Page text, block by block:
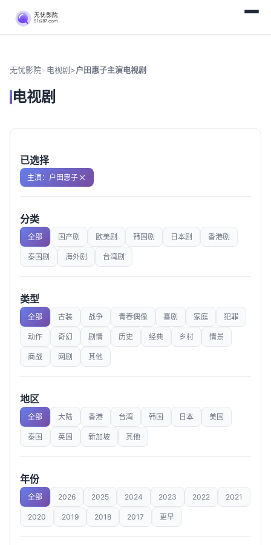
无忧影院>电视剧>户田惠子主演电视剧
电视剧
已选择
主演：户田惠子
分类
全部 国产剧 欧美剧 韩国剧 日本剧 香港剧
泰国剧 海外剧 台湾剧
类型
全部 古装 战争 青春偶像 喜剧 家庭 犯罪
动作 奇幻 剧情 历史 经典 乡村 情景
商战 网剧 其他
地区
全部 大陆 香港 台湾 韩国 日本 美国
泰国 英国 新加坡 其他
年份
全部 2026 2025 2024 2023 2022 2021
2020 2019 2018 2017 更早